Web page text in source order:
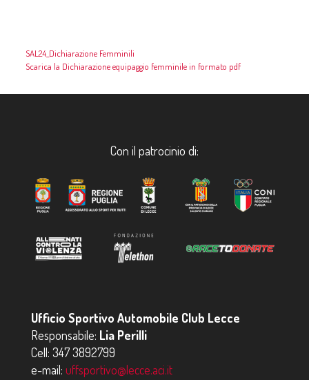
SAL24_Dichiarazione Femminili
Scarica la Dichiarazione equipaggio femminile in formato pdf
Con il patrocinio di:
Ufficio Sportivo Automobile Club Lecce
Responsabile: Lia Perilli
Cell: 347 3892799
e-mail: uffsportivo@lecce.aci.it